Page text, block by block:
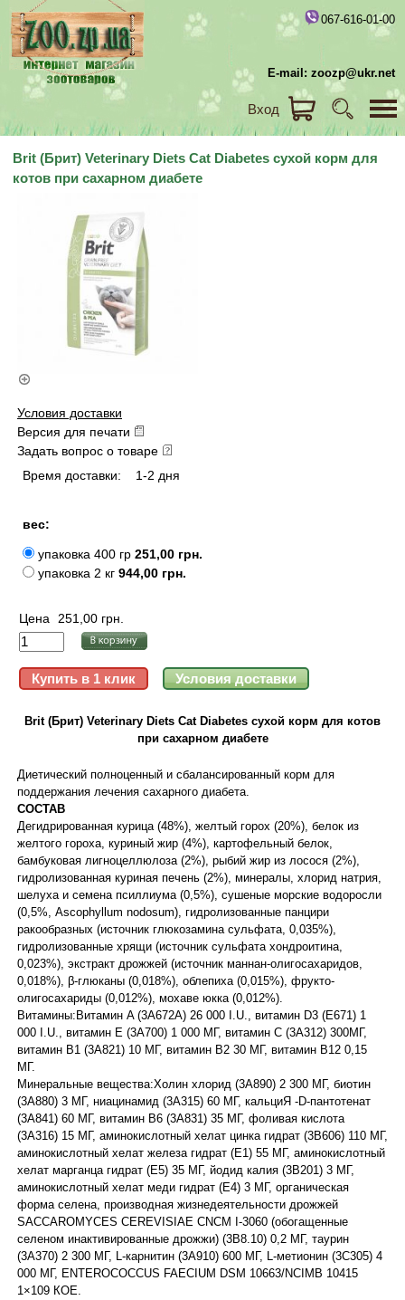
067-616-01-00
E-mail: zoozp@ukr.net
Вход
Brit (Брит) Veterinary Diets Cat Diabetes сухой корм для
котов при сахарном диабете
Условия доставки
Версия для печати
Задать вопрос о товаре
Время доставки:
1-2 дня
вес:
упаковка 400 гр 251,00 грн.
упаковка 2 кг 944,00 грн.
Цена 251,00 грн.
Brit (Брит) Veterinary Diets Cat Diabetes сухой корм для котов
при сахарном диабете
Диетический полноценный и сбалансированный корм для
поддержания лечения сахарного диабета.
СОСТАВ
Дегидрированная курица (48%), желтый горох (20%), белок из
желтого гороха, куриный жир (4%), картофельный белок,
бамбуковая лигноцеллюлоза (2%), рыбий жир из лосося (2%),
гидролизованная куриная печень (2%), минералы, хлорид натрия,
шелуха и семена псиллиума (0,5%), сушеные морские водоросли
(0,5%, Ascophyllum nodosum), гидролизованные панцири
ракообразных (источник глюкозамина сульфата, 0,035%),
гидролизованные хрящи (источник сульфата хондроитина,
0,023%), экстракт дрожжей (источник маннан-олигосахаридов,
0,018%), β-глюканы (0,018%), облепиха (0,015%), фрукто-
олигосахариды (0,012%), мохаве юкка (0,012%).
Витамины:Витамин A (3A672A) 26 000 I.U., витамин D3 (E671) 1
000 I.U., витамин Е (3A700) 1 000 МГ, витамин C (3A312) 300МГ,
витамин B1 (3A821) 10 МГ, витамин B2 30 МГ, витамин B12 0,15
МГ.
Минеральные вещества:Холин хлорид (3A890) 2 300 МГ, биотин
(3A880) 3 МГ, ниацинамид (3A315) 60 МГ, кальциЯ -D-пантотенат
(3A841) 60 МГ, витамин B6 (3A831) 35 МГ, фоливая кислота
(3A316) 15 МГ, аминокислотный хелат цинка гидрат (3B606) 110 МГ,
аминокислотный хелат железа гидрат (Е1) 55 МГ, аминокислотный
хелат марганца гидрат (Е5) 35 МГ, йодид калия (3B201) 3 МГ,
аминокислотный хелат меди гидрат (Е4) 3 МГ, органическая
форма селена, производная жизнедеятельности дрожжей
SACCAROMYCES CEREVISIAE CNCM I-3060 (обогащенные
селеном инактивированные дрожжи) (3B8.10) 0,2 МГ, таурин
(3A370) 2 300 МГ, L-карнитин (3A910) 600 МГ, L-метионин (3C305) 4
000 МГ, ENTEROCOCCUS FAECIUM DSM 10663/NCIMB 10415
1×109 КОЕ.